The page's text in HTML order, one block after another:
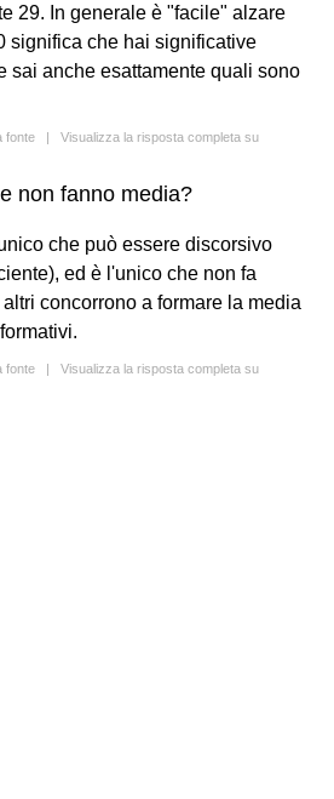
29. In generale è "facile" alzare
significa che hai significative
sai anche esattamente quali sono
fonte | Visualizza la risposta completa su
non fanno media?
che può essere discorsivo
ed è l'unico che non fa
concorrono a formare la media
fonte | Visualizza la risposta completa su